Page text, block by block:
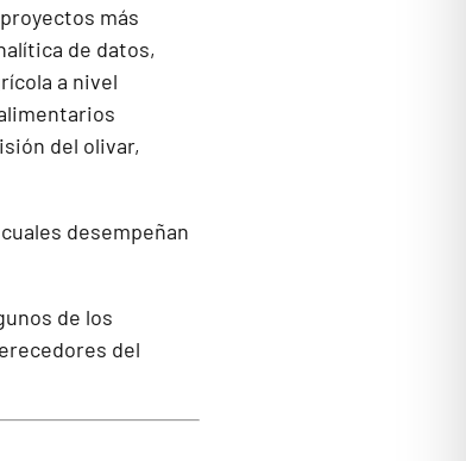
más
de datos,
a nivel
del olivar,
desempeñan
de los
del